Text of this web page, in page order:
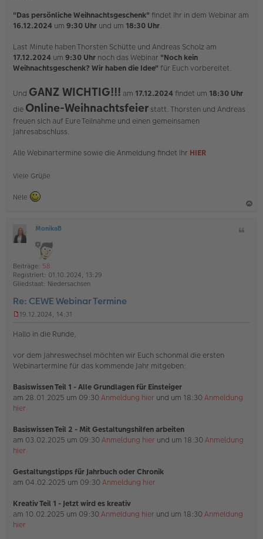
"Das persönliche Weihnachtsgeschenk" findet Ihr in dem Webinar am
16.12.2024 um 9:30 Uhr und um 18:30 Uhr.
Last Minute haben Thorsten Schütte und Andreas Scholz am
17.12.2024 um 9:30 Uhr noch das Webinar "Noch kein
Weihnachtsgeschenk? Wir haben die Idee" für Euch vorbereitet.
Und GANZ WICHTIG!!! am 17.12.2024findet um 18:30 Uhr
die Online-Weihnachtsfeier statt. Thorsten und Andreas
freuen sich auf Eure Teilnahme und einen gemeinsamen
Jahresabschluss.
Alle Webinartermine sowie die Anmeldung findet Ihr HIER
Viele Grüße
Nele
ff
n
e
MonikaB
Beiträge: 58
Registriert: 01.10.2024, 13:29
Gliedstaat: Niedersachsen
Re: CEWE Webinar Termine
g
l
e
n
e
r
e
t
r
g
19.12.2024, 14:31
Hallo in die Runde,
vor dem Jahreswechsel möchten wir Euch schonmal die ersten
Webinartermine für das kommende Jahr mitgeben:
Basiswissen Teil 1 - Alle Grundlagen für Einsteiger
am 28.01.2025 um 09:30Anmeldung hier und um 18:30Anmeldung
hier
Basiswissen Teil 2 - Mit Gestaltungshilfen arbeiten
am 03.02.2025 um 09:30Anmeldung hier und um 18:30Anmeldung
hier
Gestaltungstipps für Jahrbuch oder Chronik
am 04.02.2025 um 09:30Anmeldung hier
Kreativ Teil 1 - Jetzt wird es kreativ
am 10.02.2025 um 09:30Anmeldung hier und um 18:30Anmeldung
hier